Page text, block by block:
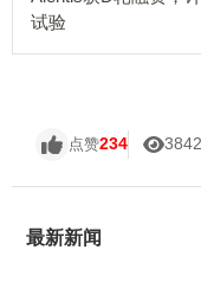
试验
点赞234
最新新闻